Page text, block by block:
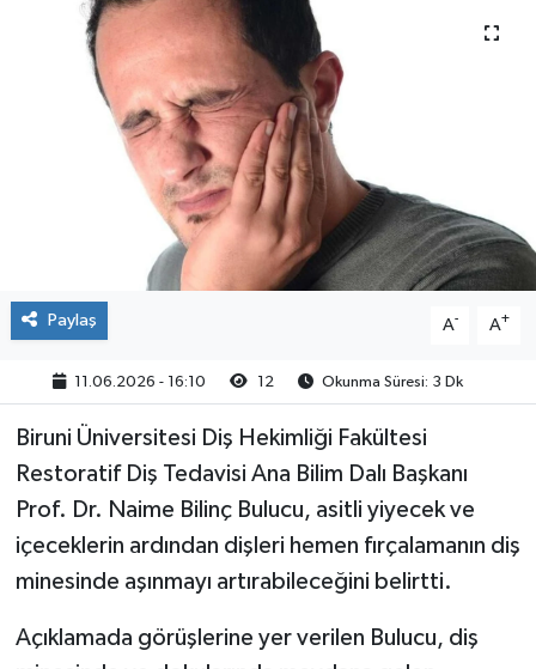
Paylaş A- A+
11.06.2026 - 16:10 12 Okunma Süresi: 3 Dk
Biruni Üniversitesi Diş Hekimliği Fakültesi
Restoratif Diş Tedavisi Ana Bilim Dalı Başkanı
Prof. Dr. Naime Bilinç Bulucu, asitli yiyecek ve
içeceklerin ardından dişleri hemen fırçalamanın diş
minesinde aşınmayı artırabileceğini belirtti.
Açıklamada görüşlerine yer verilen Bulucu, diş